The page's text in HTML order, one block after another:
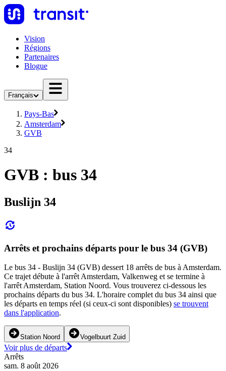
Vision
Régions
Partenaires
Blogue
Français
Pays-Bas
Amsterdam
GVB
34
GVB : bus 34
Buslijn 34
Arrêts et prochains départs pour le bus 34 (GVB)
Le bus 34 - Buslijn 34 (GVB) dessert 18 arrêts de bus à Amsterdam.
Ce trajet débute à l'arrêt Amsterdam, Valkenweg et se termine à
l'arrêt Amsterdam, Station Noord. Vous trouverez ci-dessous les
prochains départs du bus 34. L'horaire complet du bus 34 ainsi que
les départs en temps réel (si ceux-ci sont disponibles) se trouvent
dans l'application.
Station Noord Vogelbuurt Zuid
Voir plus de départs
Arrêts
sam. 8 août 2026